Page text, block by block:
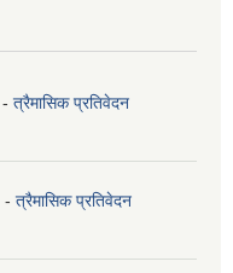
- त्रैमासिक प्रतिवेदन
- त्रैमासिक प्रतिवेदन